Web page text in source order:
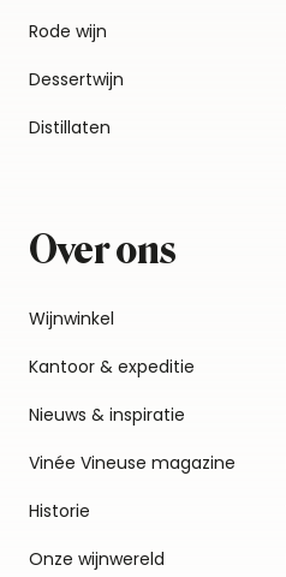
Rode wijn
Dessertwijn
Distillaten
Over ons
Wijnwinkel
Kantoor & expeditie
Nieuws & inspiratie
Vinée Vineuse magazine
Historie
Onze wijnwereld